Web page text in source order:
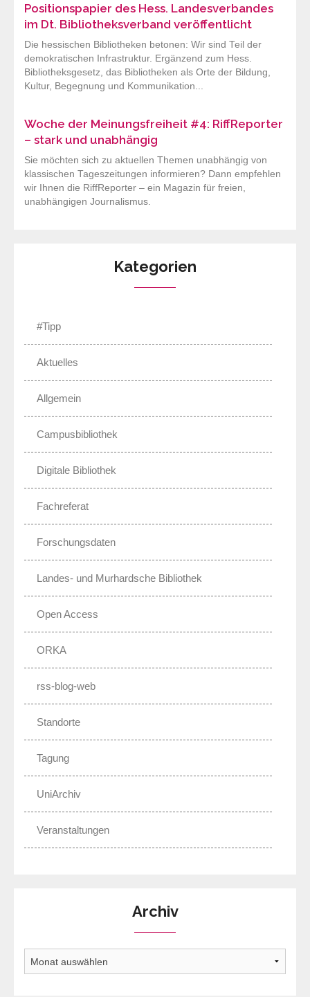
Positionspapier des Hess. Landesverbandes
im Dt. Bibliotheksverband veröffentlicht
Die hessischen Bibliotheken betonen: Wir sind Teil der
demokratischen Infrastruktur. Ergänzend zum Hess.
Bibliotheksgesetz, das Bibliotheken als Orte der Bildung,
Kultur, Begegnung und Kommunikation...
Woche der Meinungsfreiheit #4: RiffReporter
– stark und unabhängig
Sie möchten sich zu aktuellen Themen unabhängig von
klassischen Tageszeitungen informieren? Dann empfehlen
wir Ihnen die RiffReporter – ein Magazin für freien,
unabhängigen Journalismus.
Kategorien
#Tipp
Aktuelles
Allgemein
Campusbibliothek
Digitale Bibliothek
Fachreferat
Forschungsdaten
Landes- und Murhardsche Bibliothek
Open Access
ORKA
rss-blog-web
Standorte
Tagung
UniArchiv
Veranstaltungen
Archiv